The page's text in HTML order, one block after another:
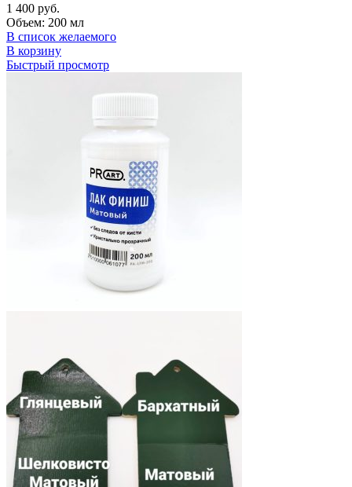
1 400 руб.
Объем: 200 мл
В список желаемого
В корзину
Быстрый просмотр